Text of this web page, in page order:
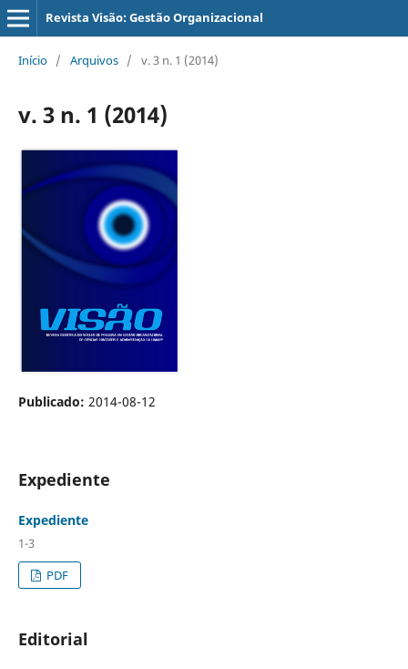
Revista Visão: Gestão Organizacional
Início / Arquivos / v. 3 n. 1 (2014)
v. 3 n. 1 (2014)
Publicado: 2014-08-12
Expediente
Expediente
1-3
PDF
Editorial